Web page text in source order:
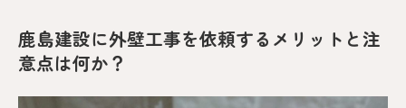
鹿島建設に外壁工事を依頼するメリットと注
意点は何か？